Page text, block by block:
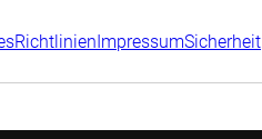
RichtlinienImpressumSicherheit